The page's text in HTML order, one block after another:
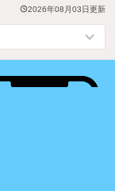
2026年08月03日更新